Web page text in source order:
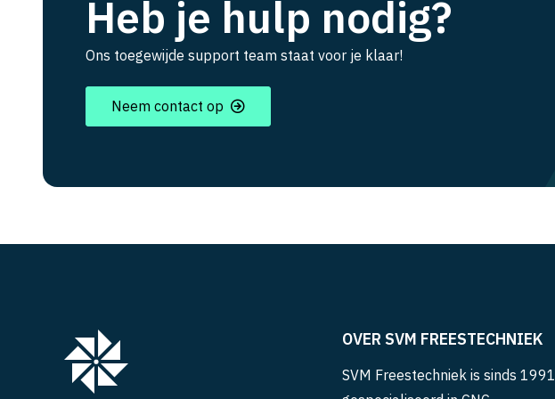
Heb je hulp nodig?
Ons toegewijde support team staat voor je klaar!
Neem contact op
OVER SVM FREESTECHNIEK
SVM Freestechniek is sinds 1991